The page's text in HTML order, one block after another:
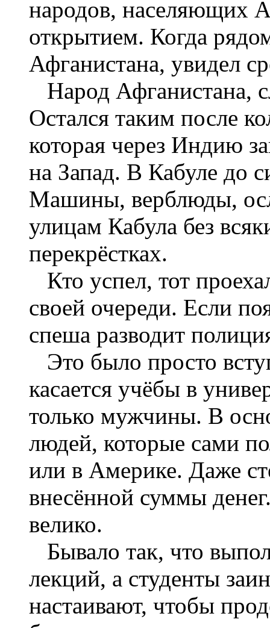
народов, населяющих
открытием. Когда
Афганистана, увидел
Народ Афганистана,
Остался таким после
которая через Индию
на Запад. В Кабуле до
Машины, верблюды,
улицам Кабула без
перекрёстках.
Кто успел, тот
своей очереди. Если
спеша разводит
Это было просто
касается учёбы в
только мужчины. В
людей, которые сами
или в Америке. Даже
внесённой суммы
велико.
Бывало так, что
лекций, а студенты
настаивают, чтобы